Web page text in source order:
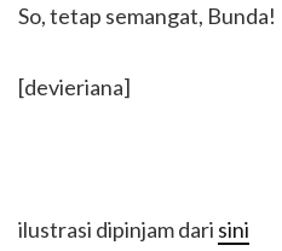
So, tetap semangat, Bunda!
[devieriana]
ilustrasi dipinjam dari sini